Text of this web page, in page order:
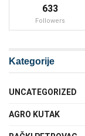
633
Followers
Kategorije
UNCATEGORIZED
AGRO KUTAK